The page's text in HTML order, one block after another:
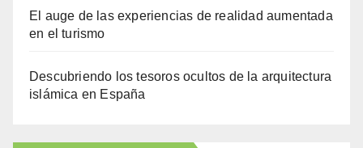
El auge de las experiencias de realidad aumentada
en el turismo
Descubriendo los tesoros ocultos de la arquitectura
islámica en España